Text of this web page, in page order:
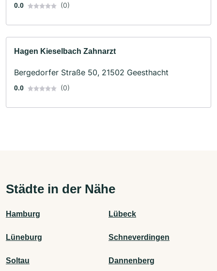
0.0 (0)
Hagen Kieselbach Zahnarzt
Bergedorfer Straße 50, 21502 Geesthacht
0.0 (0)
Städte in der Nähe
Hamburg Lübeck
Lüneburg Schneverdingen
Soltau Dannenberg